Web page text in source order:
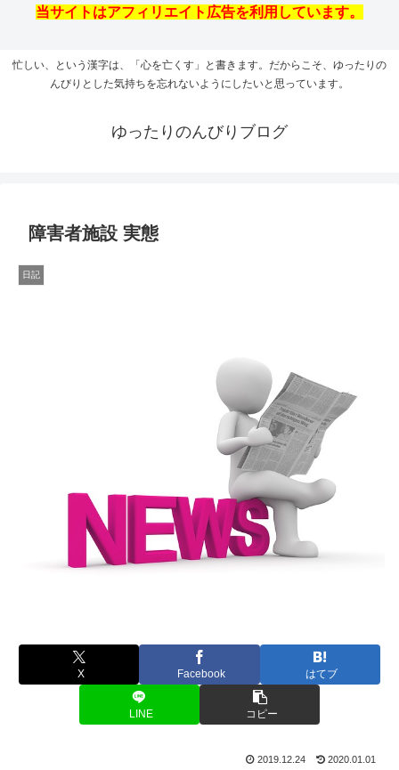
当サイトはアフィリエイト広告を利用しています。
忙しい、という漢字は、「心を亡くす」と書きます。だからこそ、ゆったりの
んびりとした気持ちを忘れないようにしたいと思っています。
ゆったりのんびりブログ
障害者施設 実態
日記
X Facebook はてブ
LINE コピー
2019.12.24 2020.01.01